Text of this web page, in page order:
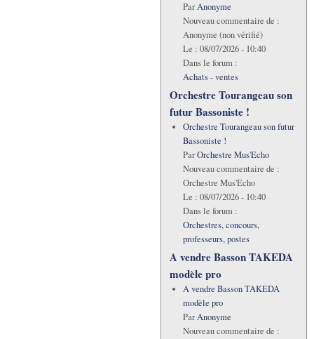
ParAnonyme
Nouveau commentaire de :
Anonyme (non vérifié)
Le : 08/07/2026 - 10:40
Dans le forum :
Achats - ventes
Orchestre Tourangeau son
futur Bassoniste !
Orchestre Tourangeau son futur
Bassoniste !
ParOrchestre Mus'Echo
Nouveau commentaire de :
Orchestre Mus'Echo
Le : 08/07/2026 - 10:40
Dans le forum :
Orchestres, concours,
professeurs, postes
A vendre Basson TAKEDA
modèle pro
A vendre Basson TAKEDA
modèle pro
ParAnonyme
Nouveau commentaire de :